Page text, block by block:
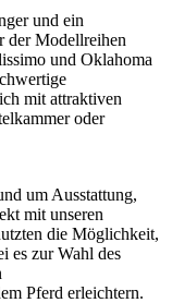
und ein
der Modellreihen
und Oklahoma
mit attraktiven
oder
um Ausstattung,
mit unseren
die Möglichkeit,
es zur Wahl des
Pferd erleichtern.